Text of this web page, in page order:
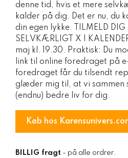
denne tid, hvis et mere
kalder på dig. Det er nu, du
din egen lykke. TILMELD DIG
SELVKÆRLIGT X I
maj kl. 19.30. Praktisk: Du
link til online foredraget på
foredraget får du tilsendt
glæder mig til, at vi sammen
(endnu) bedre liv for dig.
Køb hos
BILLIG fragt - på alle ordrer.